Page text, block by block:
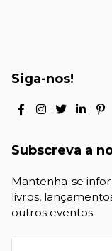
Siga-nos!
Subscreva a
Mantenha-se
livros,
outros eventos.